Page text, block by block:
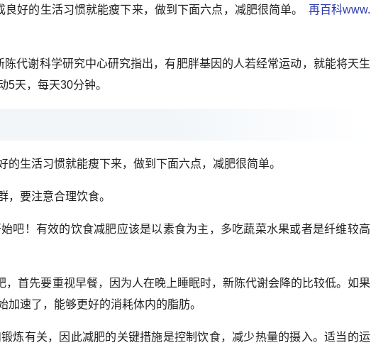
好的生活习惯就能瘦下来，做到下面六点，减肥很简单。
再百科www.
代谢科学研究中心研究指出，有肥胖基因的人若经常运动，就能将天生
5天，每天30分钟。
生活习惯就能瘦下来，做到下面六点，减肥很简单。
要注意合理饮食。
吧！有效的饮食减肥应该是以素食为主，多吃蔬菜水果或者是纤维较高
首先要重视早餐，因为人在晚上睡眠时，新陈代谢会降的比较低。如果
速了，能够更好的消耗体内的脂肪。
炼有关，因此减肥的关键措施是控制饮食，减少热量的摄入。适当的运